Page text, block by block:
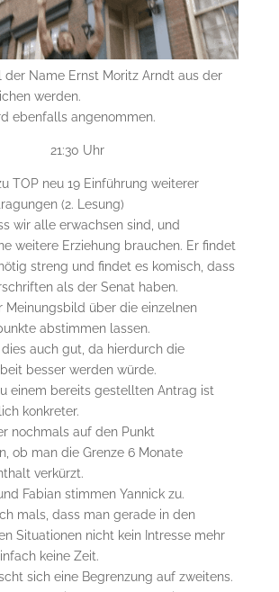
der Name Ernst Moritz Arndt aus der
werden.
ebenfalls angenommen.
21:30 Uhr
TOP neu 19 Einführung weiterer
(2. Lesung)
wir alle erwachsen sind, und
weitere Erziehung brauchen. Er findet
streng und findet es komisch, dass
als der Senat haben.
Meinungsbild über die einzelnen
abstimmen lassen.
auch gut, da hierdurch die
besser werden würde.
einem bereits gestellten Antrag ist
konkreter.
nochmals auf den Punkt
ob man die Grenze 6 Monate
verkürzt.
Fabian stimmen Yannick zu.
mals, dass man gerade in den
Situationen nicht kein Intresse mehr
keine Zeit.
sich eine Begrenzung auf zweitens.